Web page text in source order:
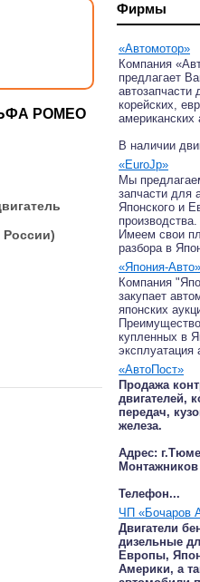
РОМЕО
России)
Фирмы
«Автомотор»
Компания
предлагает
автозапчасти
корейских,
американских
В наличии
«EuroJp»
Мы
запчасти для
Японского и
производства.
Имеем свои
разбора в
«Япония-Авто»
Компания
закупает
японских
купленных в
эксплуатация
«АвтоПост»
Продажа
двигателей,
передач,
железа.
Адрес:
Монтажников
Телефон...
ЧП «Бочаров
Двигатели
дизельные
Европы,
Америки, а